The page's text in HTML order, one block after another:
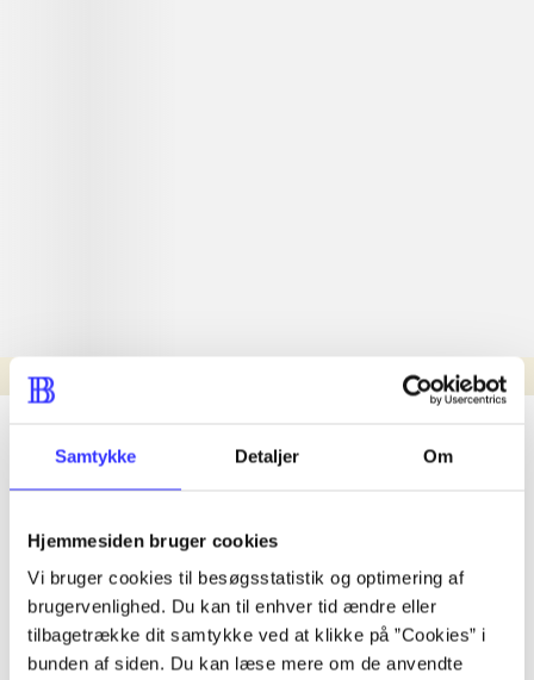
Samtykke Detaljer Om
Hjemmesiden bruger cookies
Vi bruger cookies til besøgsstatistik og optimering af
brugervenlighed. Du kan til enhver tid ændre eller
tilbagetrække dit samtykke ved at klikke på ”Cookies” i
bunden af siden. Du kan læse mere om de anvendte
Nyhed
lorem ipsum dolor sit amet ...
lorem ipsum dolor sit amet ...
lorem ipsum dolor sit amet ...
lorem ipsum dolor sit amet ...
lorem ipsum dolor sit amet ...